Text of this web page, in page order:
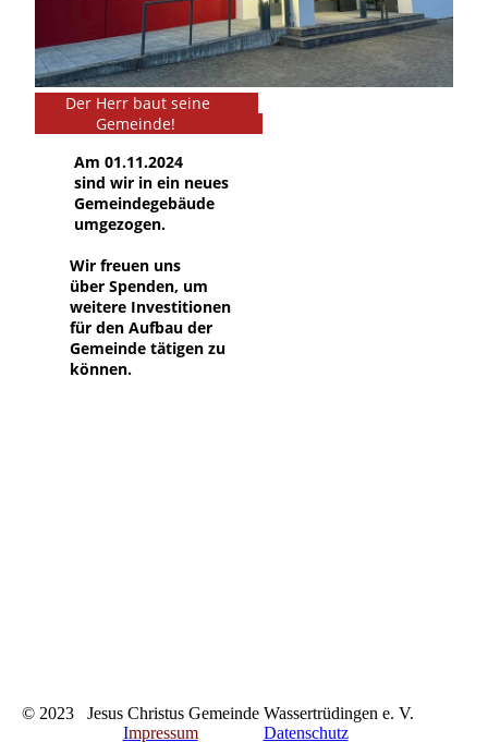
Der Herr baut seine
Gemeinde!
Am 01.11.2024
sind wir in ein neues
Gemeindegebäude
umgezogen.
Wir freuen uns
überSpenden, um
weitere Investitionen
für den Aufbau der
Gemeinde tätigen zu
können.
© 2023 Jesus Christus Gemeinde Wassertrüdingen e. V.
Impressum Datenschutz